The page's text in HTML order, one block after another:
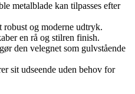
metalblade kan tilpasses efter
robust og moderne udtryk.
en rå og stilren finish.
den velegnet som gulvstående
sit udseende uden behov for